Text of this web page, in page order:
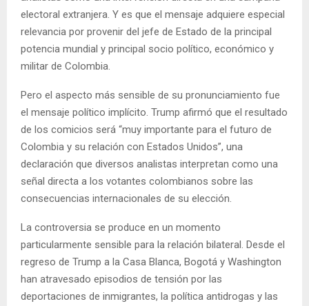
electoral extranjera. Y es que el mensaje adquiere especial
relevancia por provenir del jefe de Estado de la principal
potencia mundial y principal socio político, económico y
militar de Colombia.
Pero el aspecto más sensible de su pronunciamiento fue
el mensaje político implícito. Trump afirmó que el resultado
de los comicios será “muy importante para el futuro de
Colombia y su relación con Estados Unidos”, una
declaración que diversos analistas interpretan como una
señal directa a los votantes colombianos sobre las
consecuencias internacionales de su elección.
La controversia se produce en un momento
particularmente sensible para la relación bilateral. Desde el
regreso de Trump a la Casa Blanca, Bogotá y Washington
han atravesado episodios de tensión por las
deportaciones de inmigrantes, la política antidrogas y las